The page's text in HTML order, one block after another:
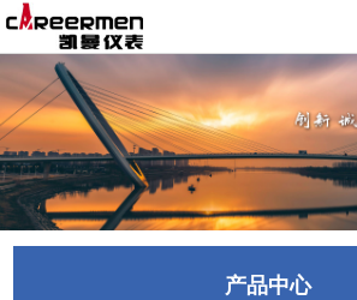
网
首
页
品
中
心
质
量
体
新
闻
客
产品中心